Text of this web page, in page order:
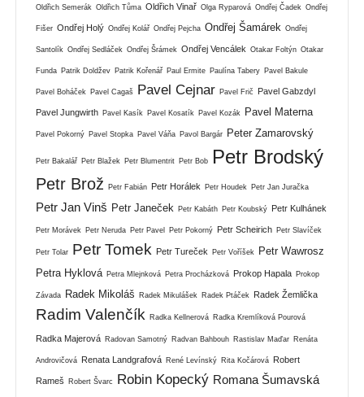
Oldřich Semerák Oldřich Tůma Oldřich Vinař Olga Ryparová Ondřej Čadek Ondřej
Fišer Ondřej Holý Ondřej Kolář Ondřej Pejcha Ondřej Šamárek Ondřej
Santolík Ondřej Sedláček Ondřej Šrámek Ondřej Vencálek Otakar Foltýn Otakar
Funda Patrik Doldžev Patrik Kořenář Paul Ermite Paulína Tabery Pavel Bakule
Pavel Boháček Pavel Cagaš Pavel Cejnar Pavel Frič Pavel Gabzdyl
Pavel Jungwirth Pavel Kasík Pavel Kosatík Pavel Kozák Pavel Materna
Pavel Pokorný Pavel Stopka Pavel Váňa Pavol Bargár Peter Zamarovský
Petr Bakalář Petr Blažek Petr Blumentrit Petr Bob Petr Brodský
Petr Brož Petr Fabián Petr Horálek Petr Houdek Petr Jan Juračka
Petr Jan Vinš Petr Janeček Petr Kabáth Petr Koubský Petr Kulhánek
Petr Morávek Petr Neruda Petr Pavel Petr Pokorný Petr Scheirich Petr Slavíček
Petr Tolar Petr Tomek Petr Tureček Petr Voříšek
Petr Wawrosz
Petra Hyklová Petra Mlejnková Petra Procházková Prokop Hapala Prokop
Závada Radek Mikoláš Radek Mikulášek Radek Ptáček Radek Žemlička
Radim Valenčík Radka Kellnerová Radka Kremlíková Pourová
Radka Majerová Radovan Samotný Radvan Bahbouh Rastislav Maďar Renáta
Androvičová Renata Landgrafová René Levínský Rita Kočárová Robert
Rameš Robert Švarc Robin Kopecký Romana Šumavská